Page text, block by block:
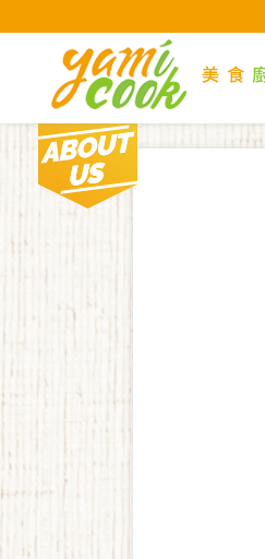
現在位置 :
About us